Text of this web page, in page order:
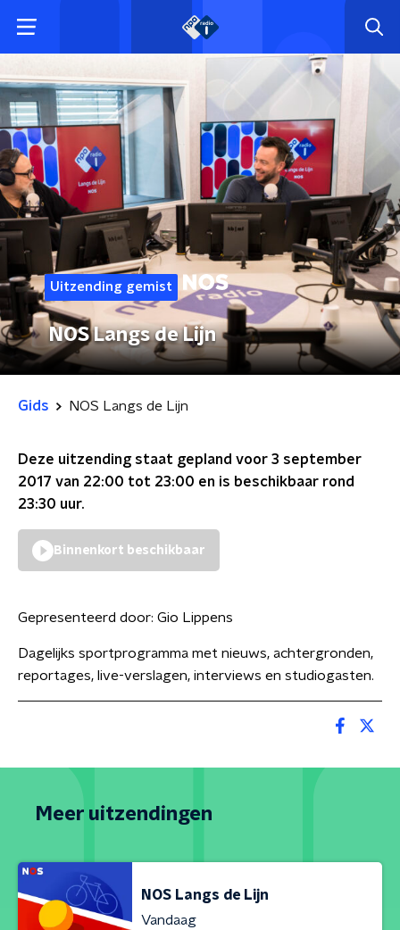
Uitzending gemist
NOS Langs de Lijn
Gids NOS Langs de Lijn
Deze uitzending staat gepland voor 3 september
2017 van 22:00 tot 23:00 en is beschikbaar rond
23:30 uur.
Binnenkort beschikbaar
Gepresenteerd door: Gio Lippens
Dagelijks sportprogramma met nieuws, achtergronden,
reportages, live-verslagen, interviews en studiogasten.
Meer uitzendingen
NOS Langs de Lijn
Vandaag